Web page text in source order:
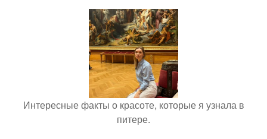
Интересные факты о красоте, которые я узнала в
питере.